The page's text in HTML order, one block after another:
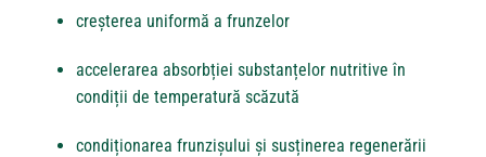
creșterea uniformă a frunzelor
accelerarea absorbției substanțelor nutritive în
condiții de temperatură scăzută
condiționarea frunzișului și susținerea regenerării